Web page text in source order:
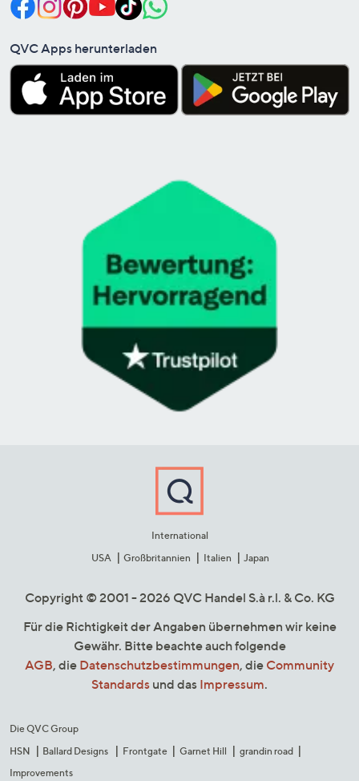
QVC Apps herunterladen
International
USA
Großbritannien Italien Japan
Copyright © 2001 - 2026 QVC Handel S.à r.l. & Co. KG
Für die Richtigkeit der Angaben übernehmen wir keine
Gewähr. Bitte beachte auch folgende
AGB, die Datenschutzbestimmungen, die Community
Standards und das Impressum.
Die QVC Group
HSN
Ballard Designs Frontgate Garnet Hill
grandin road
Improvements